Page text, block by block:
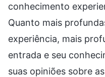
conhecimento
Quanto mais
experiência, mais
entrada e seu
suas opiniões sobre